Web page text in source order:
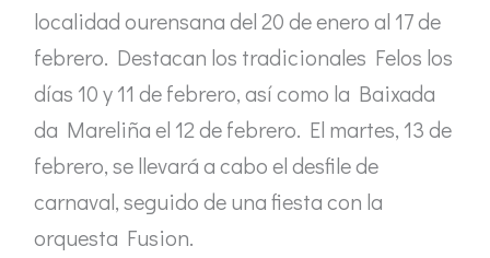
localidad ourensana del 20 de enero al 17 de
febrero. Destacan los tradicionales Felos los
días 10 y 11 de febrero, así como la Baixada
da Mareliña el 12 de febrero. El martes, 13 de
febrero, se llevará a cabo el desfile de
carnaval, seguido de una fiesta con la
orquesta Fusion.